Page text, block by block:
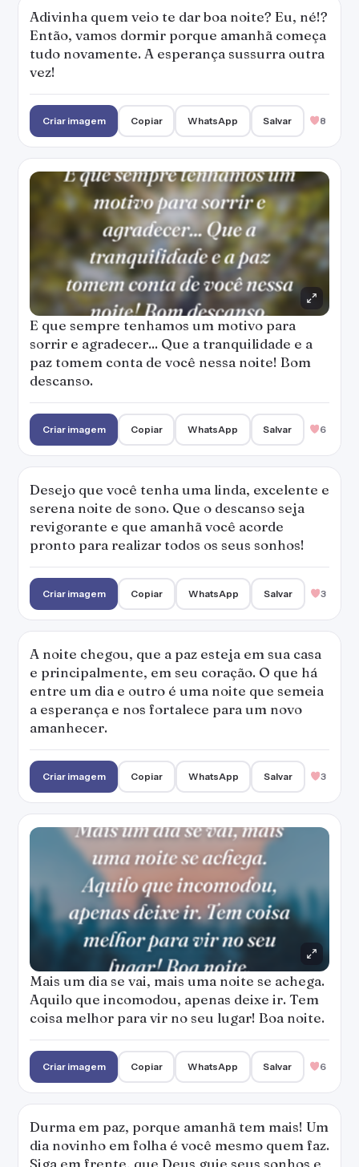
Adivinha quem veio te dar boa noite? Eu, né!?
Então, vamos dormir porque amanhã começa
tudo novamente. A esperança sussurra outra
vez!
Criar imagem Copiar WhatsApp Salvar 8
E que sempre tenhamos um motivo para
sorrir e agradecer... Que a tranquilidade e a
paz tomem conta de você nessa noite! Bom
descanso.
Criar imagem Copiar WhatsApp Salvar 6
Desejo que você tenha uma linda, excelente e
serena noite de sono. Que o descanso seja
revigorante e que amanhã você acorde
pronto para realizar todos os seus sonhos!
Criar imagem Copiar WhatsApp Salvar 3
A noite chegou, que a paz esteja em sua casa
e principalmente, em seu coração. O que há
entre um dia e outro é uma noite que semeia
a esperança e nos fortalece para um novo
amanhecer.
Criar imagem Copiar WhatsApp Salvar 3
Mais um dia se vai, mais uma noite se achega.
Aquilo que incomodou, apenas deixe ir. Tem
coisa melhor para vir no seu lugar! Boa noite.
Criar imagem Copiar WhatsApp Salvar 6
Durma em paz, porque amanhã tem mais! Um
dia novinho em folha é você mesmo quem faz.
Siga em frente, que Deus guie seus sonhos e